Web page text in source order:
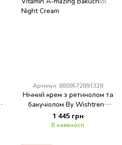
Артикул: 8809572891328
Нічний крем з ретинолом та
бакучіолом By Wishtrend
Vitamin A-mazing Bakuchiol
Night Cream
1 445 грн
В наявності